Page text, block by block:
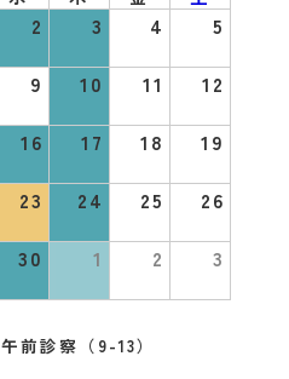
2 3 4
5
9 10 11
12
16 17 18
19
23 24 25
26
30 1 2 3
午前診察（9-13）